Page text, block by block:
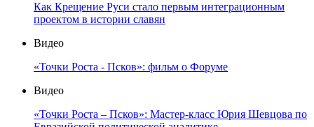
Как Крещение Руси стало первым интеграционным
проектом в истории славян
Видео
«Точки Роста - Псков»: фильм о Форуме
Видео
«Точки Роста – Псков»: Мастер-класс Юрия Шевцова по